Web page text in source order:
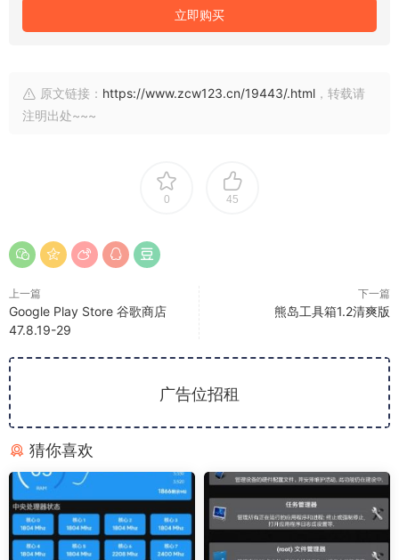
立即购买
原文链接： https://www.zcw123.cn/19443/.html ，转载请
注明出处~~~
0 45
上一篇
Google Play Store 谷歌商店
47.8.19-29
下一篇
熊岛工具箱1.2清爽版
广告位招租
猜你喜欢